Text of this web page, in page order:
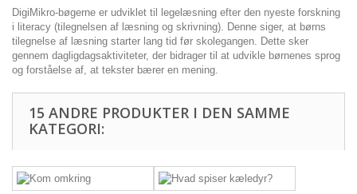
DigiMikro-bøgerne er udviklet til legelæsning efter den nyeste forskning
i literacy (tilegnelsen af læsning og skrivning). Denne siger, at børns
tilegnelse af læsning starter lang tid før skolegangen. Dette sker
gennem dagligdagsaktiviteter, der bidrager til at udvikle børnenes sprog
og forståelse af, at tekster bærer en mening.
15 ANDRE PRODUKTER I DEN SAMME
KATEGORI: